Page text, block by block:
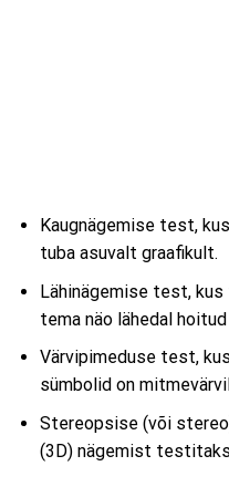
Kaugnägemise test,
tuba asuvalt graafikult.
Lähinägemise test,
tema näo lähedal
Värvipimeduse test,
sümbolid on
Stereopsise (või
(3D) nägemist